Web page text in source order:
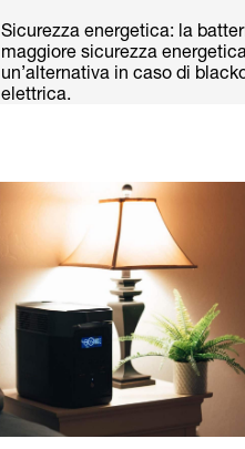
Sicurezza energetica: la
maggiore sicurezza
un’alternativa in caso di
elettrica.